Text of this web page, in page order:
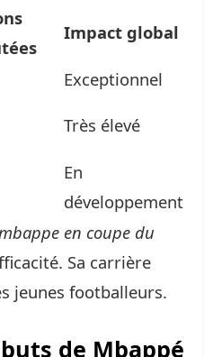
Impact global
Exceptionnel
Très élevé
En
développement
en coupe du
Sa carrière
jeunes footballeurs.
de Mbappé